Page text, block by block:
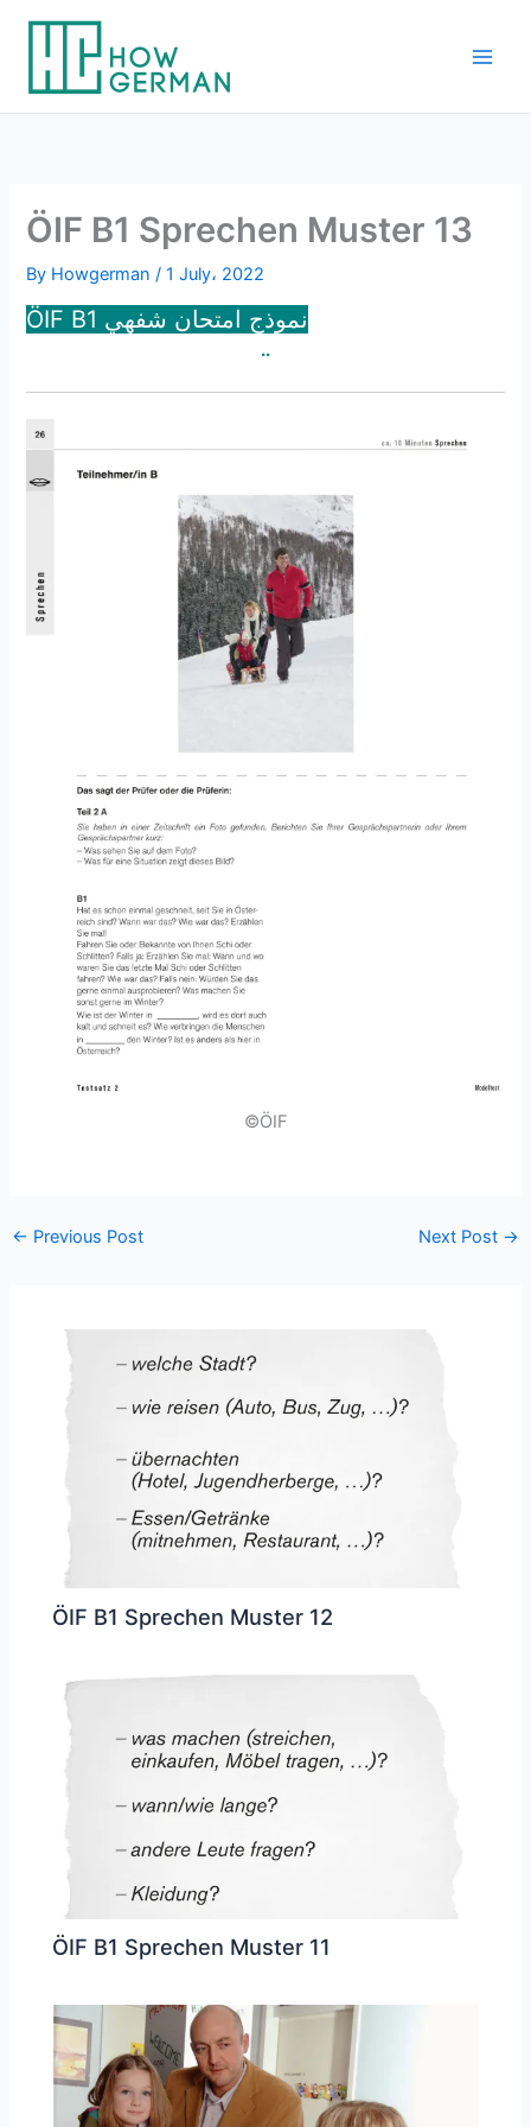
content
ÖIF B1 Sprechen Muster 13
By Howgerman/1 July، 2022
ÖIF B1 نموذج امتحان شفهي
..
©ÖIF
← Previous Post Next Post →
ÖIF B1 Sprechen Muster 12
ÖIF B1 Sprechen Muster 11